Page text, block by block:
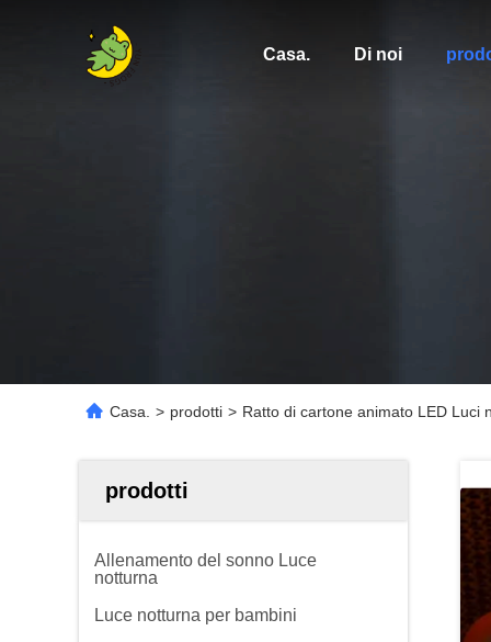
Casa. Di noi
Casa. > prodotti > Ratto di cartone animato LED Luci
prodotti
Allenamento del sonno Luce
notturna
Luce notturna per bambini